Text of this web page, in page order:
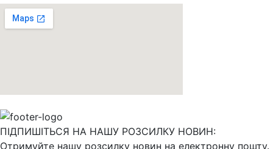
ПІДПИШІТЬСЯ НА НАШУ РОЗСИЛКУ НОВИН:
Отримуйте нашу розсилку новин на електронну пошту.